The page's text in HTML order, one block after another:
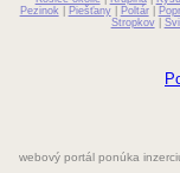
Pezinok
Piešťany| Poltár|
Stropkov|
webový portál ponúka